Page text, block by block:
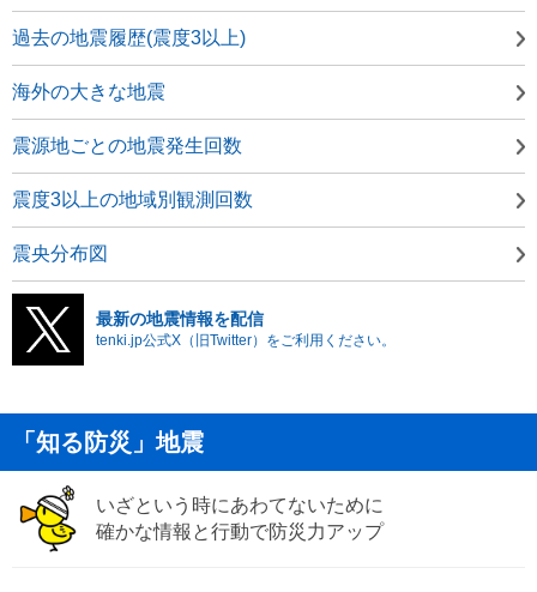
過去の地震履歴(震度3以上)
海外の大きな地震
震源地ごとの地震発生回数
震度3以上の地域別観測回数
震央分布図
最新の地震情報を配信
tenki.jp公式X（旧Twitter）をご利用ください。
「知る防災」地震
いざという時にあわてないために
確かな情報と行動で防災力アップ